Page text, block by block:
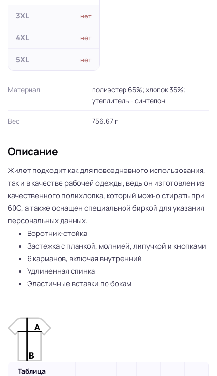
3XL нет
4XL нет
5XL нет
Материал
полиэстер 65%; хлопок 35%;
утеплитель - синтепон
Вес 756.67 г
Описание
Жилет подходит как для повседневного использования,
так и в качестве рабочей одежды, ведь он изготовлен из
качественного полихлопка, который можно стирать при
60С, а также оснащен специальной биркой для указания
персональных данных.
Воротник-стойка
Застежка с планкой, молнией, липучкой и кнопками
6 карманов, включая внутренний
Удлиненная спинка
Эластичные вставки по бокам
Таблица